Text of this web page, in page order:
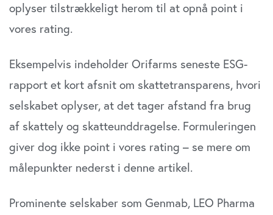
oplyser tilstrækkeligt herom til at opnå point i
vores rating.
Eksempelvis indeholder Orifarms seneste ESG-
rapport et kort afsnit om skattetransparens, hvori
selskabet oplyser, at det tager afstand fra brug
af skattely og skatteunddragelse. Formuleringen
giver dog ikke point i vores rating – se mere om
målepunkter nederst i denne artikel.
Prominente selskaber som Genmab, LEO Pharma